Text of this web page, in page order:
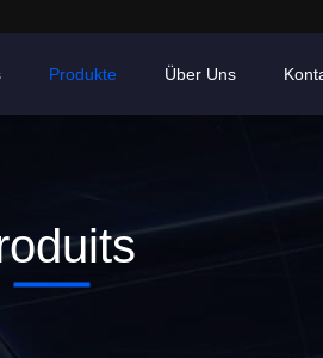
Produkte Über Uns